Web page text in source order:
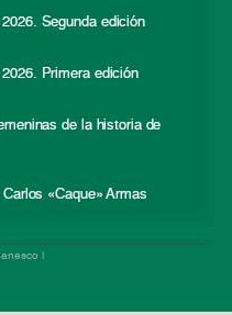
Segunda edición
Primera edición
de la historia de
«Caque» Armas
|